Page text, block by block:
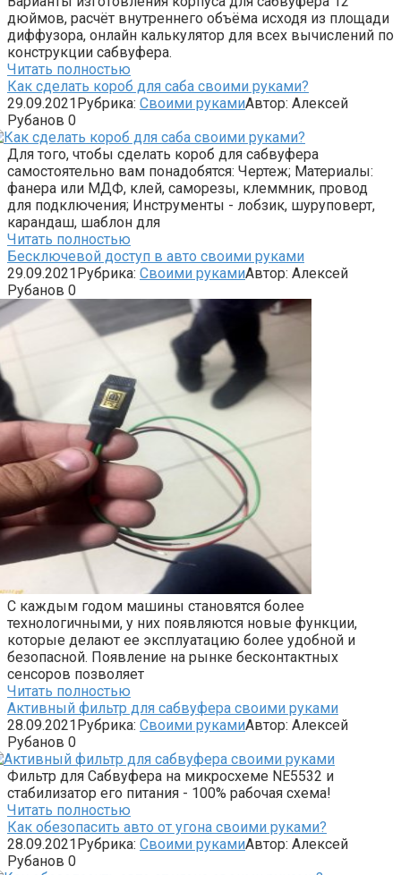
дюймов, расчёт внутреннего объёма исходя из площади
диффузора, онлайн калькулятор для всех вычислений по
конструкции сабвуфера.
Читать полностью
Как сделать короб для саба своими руками?
29.09.2021Рубрика: Своими рукамиАвтор: Алексей
Рубанов 0
Для того, чтобы сделать короб для сабвуфера
самостоятельно вам понадобятся: Чертеж; Материалы:
фанера или МДФ, клей, саморезы, клеммник, провод
для подключения; Инструменты - лобзик, шуруповерт,
карандаш, шаблон для
Читать полностью
Бесключевой доступ в авто своими руками
29.09.2021Рубрика: Своими рукамиАвтор: Алексей
Рубанов 0
С каждым годом машины становятся более
технологичными, у них появляются новые функции,
которые делают ее эксплуатацию более удобной и
безопасной. Появление на рынке бесконтактных
сенсоров позволяет
Читать полностью
Активный фильтр для сабвуфера своими руками
28.09.2021Рубрика: Своими рукамиАвтор: Алексей
Рубанов 0
Фильтр для Сабвуфера на микросхеме NE5532 и
стабилизатор его питания - 100% рабочая схема!
Читать полностью
Как обезопасить авто от угона своими руками?
28.09.2021Рубрика: Своими рукамиАвтор: Алексей
Рубанов 0